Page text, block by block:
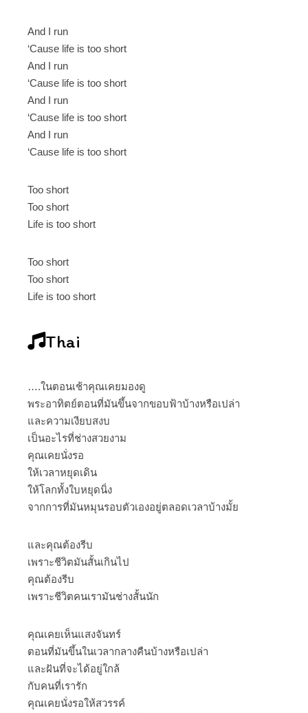
And I run
‘Cause life is too short
And I run
‘Cause life is too short
And I run
‘Cause life is too short
And I run
‘Cause life is too short
Too short
Too short
Life is too short
Too short
Too short
Life is too short
Thai
….ในตอนเช้าคุณเคยมองดู
พระอาทิตย์ตอนที่มันขึ้นจากขอบฟ้าบ้างหรือเปล่า
และความเงียบสงบ
เป็นอะไรที่ช่างสวยงาม
คุณเคยนั่งรอ
ให้เวลาหยุดเดิน
ให้โลกทั้งใบหยุดนิ่ง
จากการที่มันหมุนรอบตัวเองอยู่ตลอดเวลาบ้างมั้ย
และคุณต้องรีบ
เพราะชีวิตมันสั้นเกินไป
คุณต้องรีบ
เพราะชีวิตคนเรามันช่างสั้นนัก
คุณเคยเห็นแสงจันทร์
ตอนที่มันขึ้นในเวลากลางคืนบ้างหรือเปล่า
และฝันที่จะได้อยู่ใกล้
กับคนที่เรารัก
คุณเคยนั่งรอให้สวรรค์